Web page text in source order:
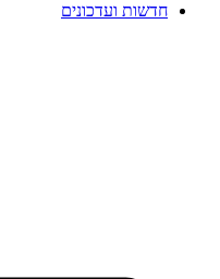
חדשות ועדכונים